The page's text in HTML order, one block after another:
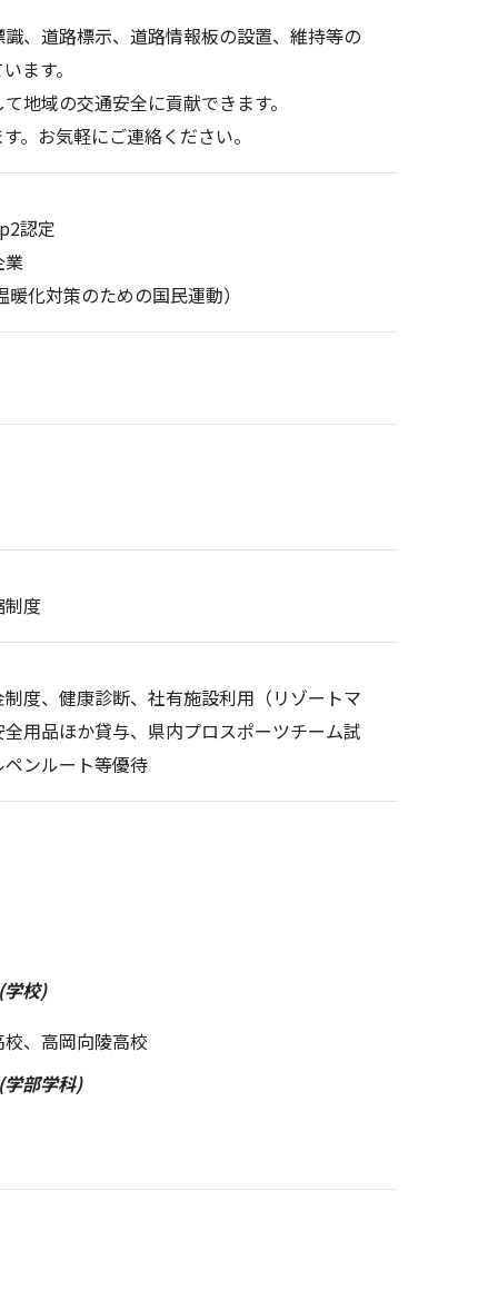
、道路標示、道路情報板の設置、維持等の
ます。
地域の交通安全に貢献できます。
。お気軽にご連絡ください。
認定
業
化対策のための国民運動）
度
度、健康診断、社有施設利用（リゾートマ
用品ほか貸与、県内プロスポーツチーム試
ンルート等優待
校)
、高岡向陵高校
部学科)